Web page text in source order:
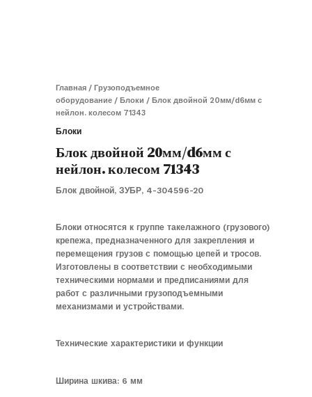
Главная / Грузоподъемное
оборудование / Блоки / Блок двойной 20мм/d6мм с
нейлон. колесом 71343
Блоки
Блок двойной 20мм/d6мм с
нейлон. колесом 71343
Блок двойной, ЗУБР, 4-304596-20
Блоки относятся к группе такелажного (грузового)
крепежа, предназначенного для закрепления и
перемещения грузов с помощью цепей и тросов.
Изготовлены в соответствии с необходимыми
техническими нормами и предписаниями для
работ с различными грузоподъемными
механизмами и устройствами.
Технические характеристики и функции
Ширина шкива: 6 мм